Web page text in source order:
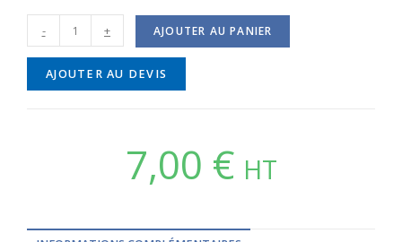
- + AJOUTER AU PANIER
AJOUTER AU DEVIS
7,00 € HT